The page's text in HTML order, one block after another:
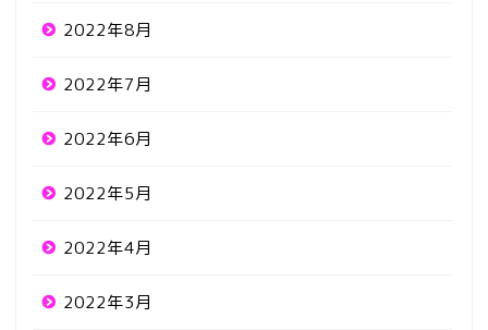
2022年8月
2022年7月
2022年6月
2022年5月
2022年4月
2022年3月